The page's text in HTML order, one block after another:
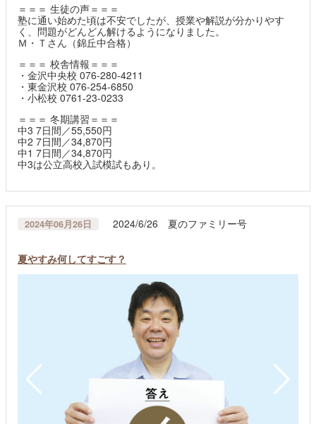
＝＝＝ 生徒の声＝＝＝
塾に通い始めた頃は不安でしたが、授業や解説が分かりやす
く、問題がどんどん解けるようになりました。
Ｍ・Ｔさん（錦丘中合格）
＝＝＝ 校舎情報＝＝＝
・金沢中央校 076-280-4211
・東金沢校 076-254-6850
・小松校 0761-23-0233
＝＝＝ 冬期講習＝＝＝
中3 7日間／55,550円
中2 7日間／34,870円
中1 7日間／34,870円
中3は公立高校入試模試もあり。
2024年06月26日 2024/6/26 夏のファミリー号
夏やすみ何してすごす？